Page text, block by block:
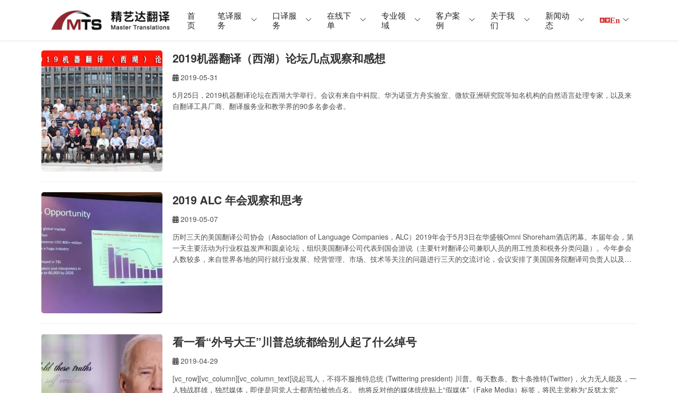
首
页
笔译服
务
口译服
务
在线下
单
专业领
域
客户案
例
关于我
们
新闻动
态
En
2019机器翻译（西湖）论坛几点观察和感想
2019-05-31
5月25日，2019机器翻译论坛在西湖大学举行。会议有来自中科院、华为诺亚方舟实验室、微软亚洲研究院等知名机构的自然语言处理专家，以及来
自翻译工具厂商、翻译服务业和教学界的90多名参会者。
2019 ALC 年会观察和思考
2019-05-07
历时三天的美国翻译公司协会（Association of Language Companies，ALC）2019年会于5月3日在华盛顿Omni Shoreham酒店闭幕。本届年会，第
一天主要活动为行业权益发声和圆桌论坛，组织美国翻译公司代表到国会游说（主要针对翻译公司兼职人员的用工性质和税务分类问题）。今年参会
人数较多，来自世界各地的同行就行业发展、经营管理、市场、技术等关注的问题进行三天的交流讨论，会议安排了美国国务院翻译司负责人以及知
看一看“外号大王”川普总统都给别人起了什么绰号
2019-04-29
[vc_row][vc_column][vc_column_text]说起骂人，不得不服推特总统 (Twittering president) 川普。每天数条、数十条推特(Twitter)，火力无人能及，一
人独战群雄，独怼媒体，即使是同党人士都害怕被他点名。 他将反对他的媒体统统贴上“假媒体”（Fake Media）标签，将民主党称为“反犹太党”